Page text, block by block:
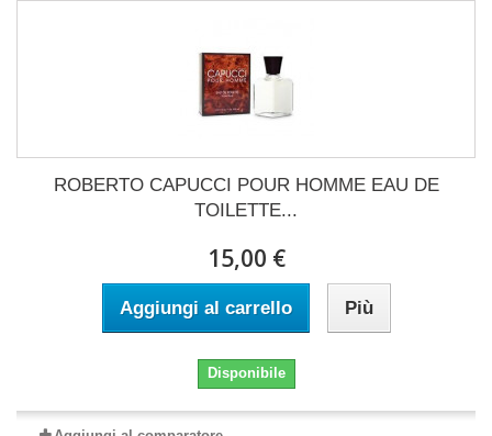
ROBERTO CAPUCCI POUR HOMME EAU DE
TOILETTE...
15,00 €
Aggiungi al carrello Più
Disponibile